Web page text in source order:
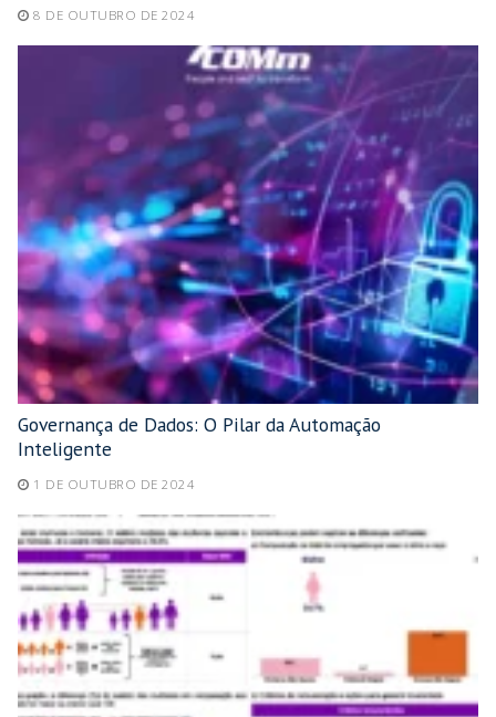
8 DE OUTUBRO DE 2024
Governança de Dados: O Pilar da Automação
Inteligente
1 DE OUTUBRO DE 2024